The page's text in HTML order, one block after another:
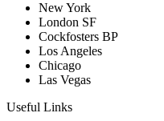
New York
London SF
Cockfosters BP
Los Angeles
Chicago
Las Vegas
Useful Links